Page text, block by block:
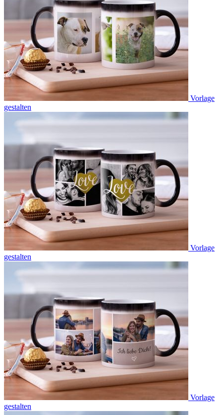
Vorlage
gestalten
Vorlage
gestalten
Vorlage
gestalten